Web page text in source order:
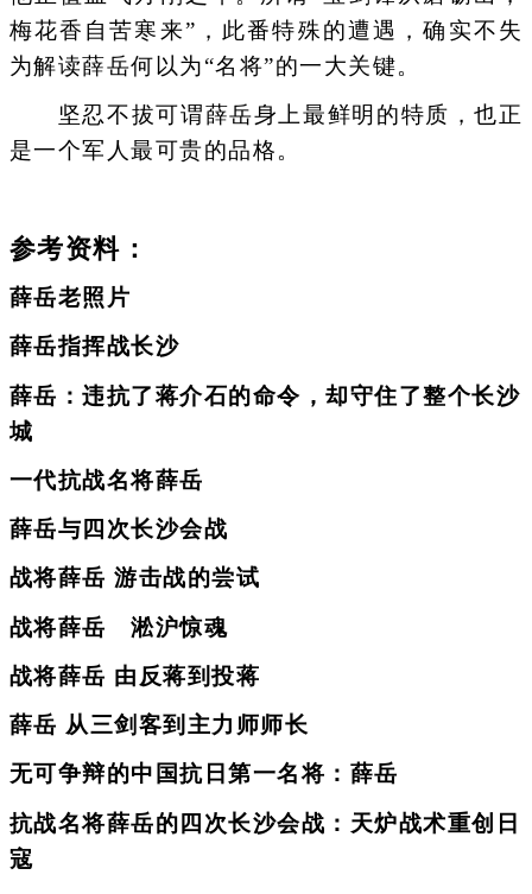
梅花香自苦寒来”，此番特殊的遭遇，确实不失
为解读薛岳何以为“名将”的一大关键。
坚忍不拔可谓薛岳身上最鲜明的特质，也正
是一个军人最可贵的品格。
参考资料：
薛岳老照片
薛岳指挥战长沙
薛岳：违抗了蒋介石的命令，却守住了整个长沙
城
一代抗战名将薛岳
薛岳与四次长沙会战
战将薛岳 游击战的尝试
战将薛岳 淞沪惊魂
战将薛岳 由反蒋到投蒋
薛岳 从三剑客到主力师师长
无可争辩的中国抗日第一名将：薛岳
抗战名将薛岳的四次长沙会战：天炉战术重创日
寇